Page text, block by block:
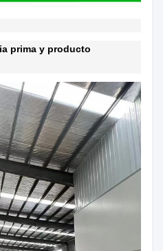
prima y producto